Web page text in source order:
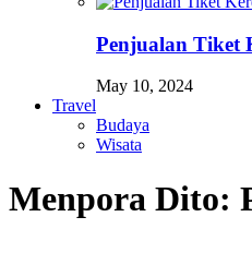
Penjualan Tiket
May 10, 2024
Travel
Budaya
Wisata
Menpora Dito: